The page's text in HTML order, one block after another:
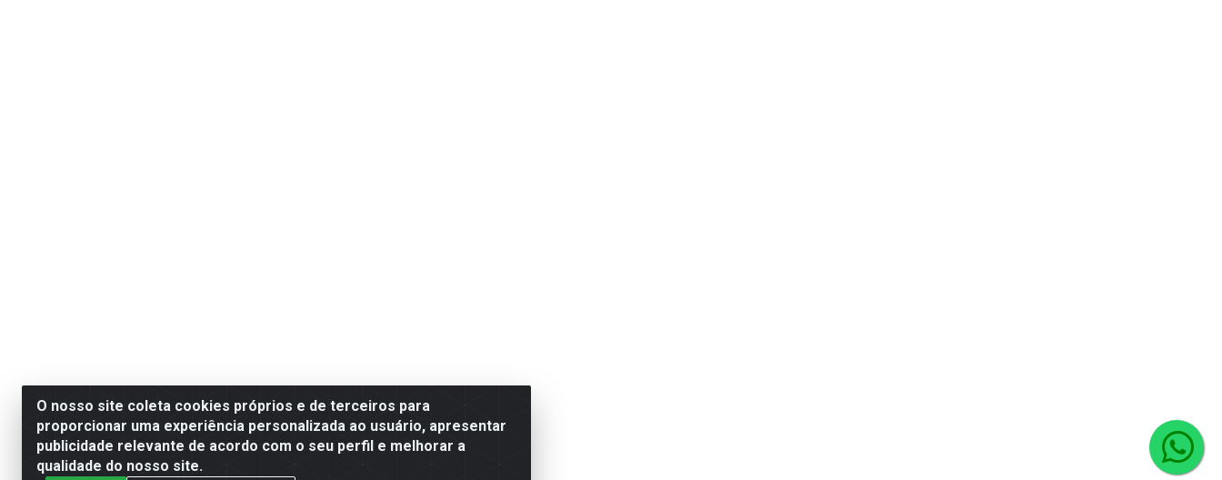
O nosso site coleta cookies próprios e de terceiros para
proporcionar uma experiência personalizada ao usuário, apresentar
publicidade relevante de acordo com o seu perfil e melhorar a
qualidade do nosso site.